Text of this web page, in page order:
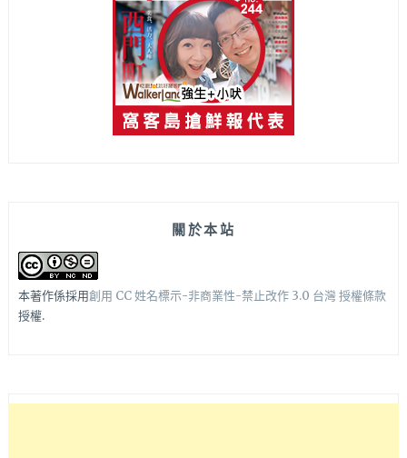
關於本站
本著作係採用創用 CC 姓名標示-非商業性-禁止改作 3.0 台灣 授權條款
授權.